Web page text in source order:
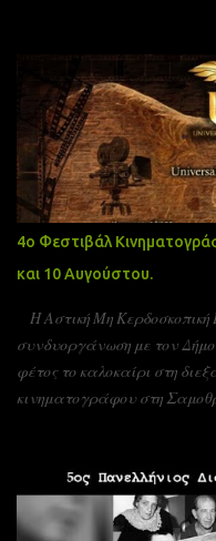
4ο Φεστιβάλ
και 10 Αυγούστου.
Η Αστική Μη
συνδυοργάνωση με τον
φέτος το καλοκαίρι στη
κινηματογράφου στη
πρεσβίας Τσεχίας όπως
Πειραιώς και νήσων και
Ελλήνων Σκηνοθετών και